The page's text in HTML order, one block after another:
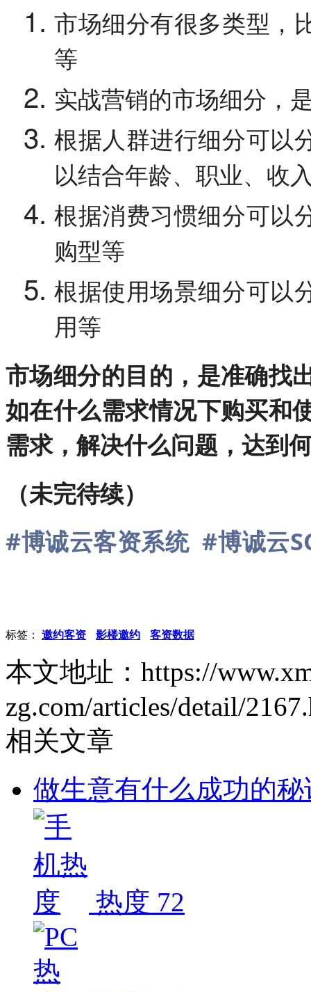
市场细分有很多类型，
等
实战营销的市场细分，
根据人群进行细分可以
以结合年龄、职业、收
根据消费习惯细分可以
购型等
根据使用场景细分可以
用等
市场细分的目的，是准确找
如在什么需求情况下购买和
需求，解决什么问题，达到
（未完待续）
#博诚云客资系统 #博诚云
标签： 邀约客资 影楼邀约 客资数据
本文地址：https://
zg.com/articles/detail/
相关文章
做生意有什么成功的
热度 72